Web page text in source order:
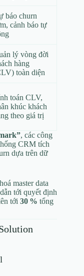
báo churn
cảnh báo tự
lý vòng đời
hàng
toàn diện
toán CLV,
khúc khách
theo giá trị
, các công
CRM tích
dựa trên dữ
master data
tới quyết định
tới 30 % tổng